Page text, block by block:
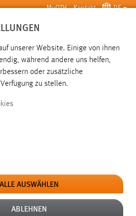
MyOTH Kontakt DE
SUCHE
BEWERBEN
unserer Website. Einige von ihnen
während andere uns helfen,
oder zusätzliche
zu stellen.
ALLE AUSWÄHLEN
ABLEHNEN